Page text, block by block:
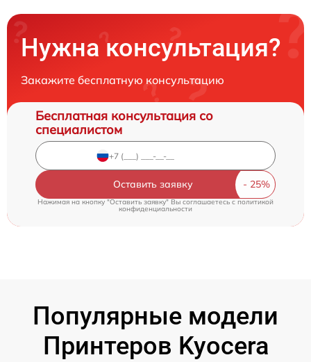
Нужна консультация?
Закажите бесплатную консультацию
Бесплатная консультация со
специалистом
Оставить заявку
Нажимая на кнопку "Оставить заявку" Вы соглашаетесь c политикой
конфиденциальности
Популярные модели
Принтеров Kyocera